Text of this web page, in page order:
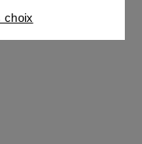
la liste de nos
choix